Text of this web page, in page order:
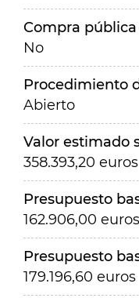
Compra
No
Procedimiento
Abierto
Valor estimado
358.393,20 euros
Presupuesto
162.906,00 euros
Presupuesto
179.196,60 euros